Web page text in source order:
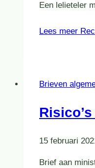
Een lelieteler
Lees meer
Brieven
15 februari
Brief aan